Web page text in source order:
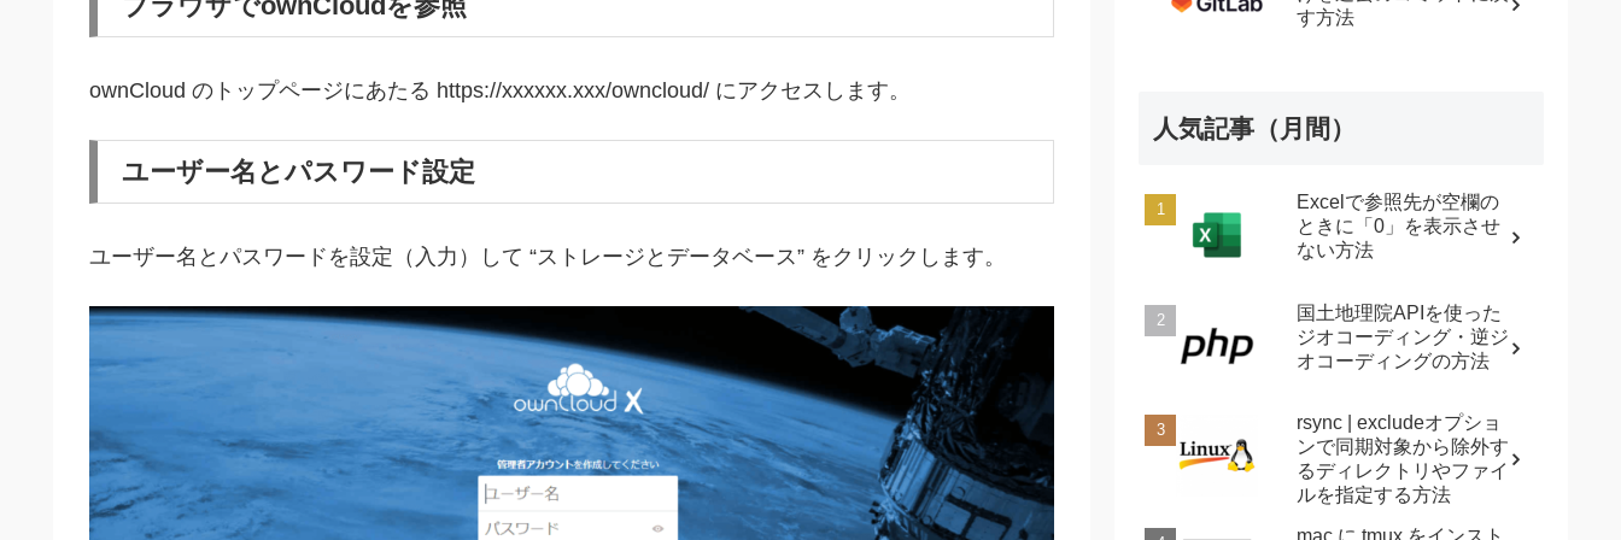
ownCloud のトップページにあたる https://xxxxxx.xxx/owncloud/ にアクセスします。
ユーザー名とパスワード設定
ユーザー名とパスワードを設定（入力）して “ストレージとデータベース” をクリックします。
す方法
人気記事（月間）
Excelで参照先が空欄の
ときに「0」を表示させ
ない方法
国土地理院APIを使った
ジオコーディング・逆ジ
オコーディングの方法
rsync | excludeオプショ
ンで同期対象から除外す
るディレクトリやファイ
ルを指定する方法